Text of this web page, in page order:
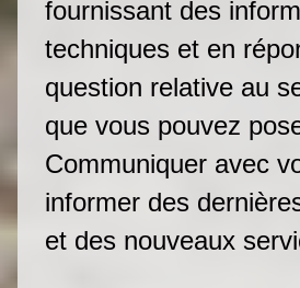
fournissant des
techniques et en
question relative au
que vous pouvez
Communiquer avec
informer des
et des nouveaux